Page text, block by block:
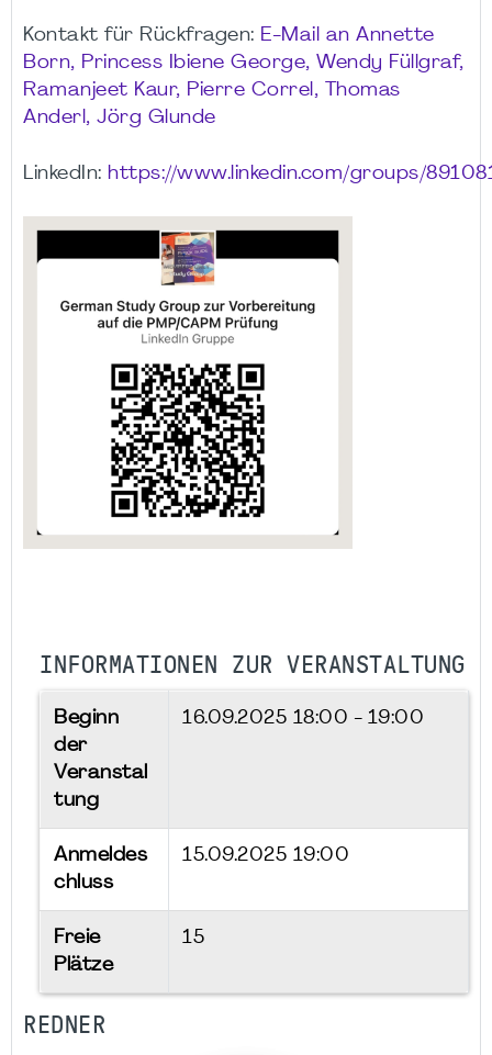
Kontakt für Rückfragen: E-Mail an Annette
Born, Princess Ibiene George, Wendy Füllgraf,
Ramanjeet Kaur, Pierre Correl, Thomas
Anderl, Jörg Glunde
LinkedIn: https://www.linkedin.com/groups/
INFORMATIONEN ZUR VERANSTALTUNG
Beginn
der
Veranstal
tung
16.09.2025 18:00 - 19:00
Anmeldes
chluss
15.09.2025 19:00
Freie
Plätze
15
REDNER